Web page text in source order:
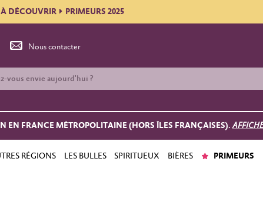
À DÉCOUVRIR PRIMEURS 2025
Nous contacter
EN FRANCE MÉTROPOLITAINE (HORS ÎLES FRANÇAISES).
RÉGIONS LES BULLES SPIRITUEUX BIÈRES PRIMEURS